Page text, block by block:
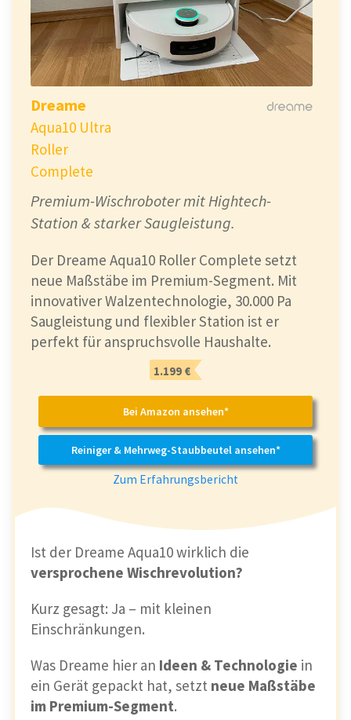
Dreame
Aqua10 Ultra
Roller
Complete
Premium-Wischroboter mit Hightech-
Station & starker Saugleistung.
Der Dreame Aqua10 Roller Complete setzt
neue Maßstäbe im Premium-Segment. Mit
innovativer Walzentechnologie, 30.000 Pa
Saugleistung und flexibler Station ist er
perfekt für anspruchsvolle Haushalte.
1.199 €
Bei Amazon ansehen*
Reiniger & Mehrweg-Staubbeutel ansehen*
Zum Erfahrungsbericht
Ist der Dreame Aqua10 wirklich die
versprochene Wischrevolution?
Kurz gesagt: Ja – mit kleinen
Einschränkungen.
Was Dreame hier an Ideen & Technologie in
ein Gerät gepackt hat, setzt neue Maßstäbe
im Premium-Segment.